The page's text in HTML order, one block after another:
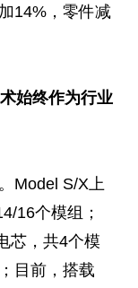
14%，零件减
始终作为行业
Model S/X上
16个模组；
芯，共4个模
目前，搭载